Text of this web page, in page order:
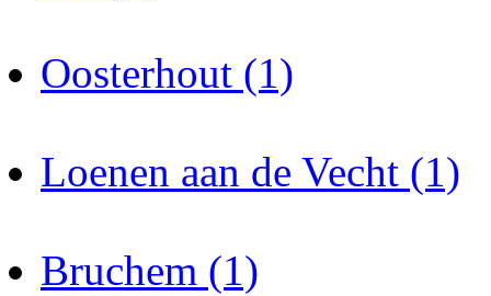
Oosterhout (1)
Loenen aan de Vecht (1)
Bruchem (1)